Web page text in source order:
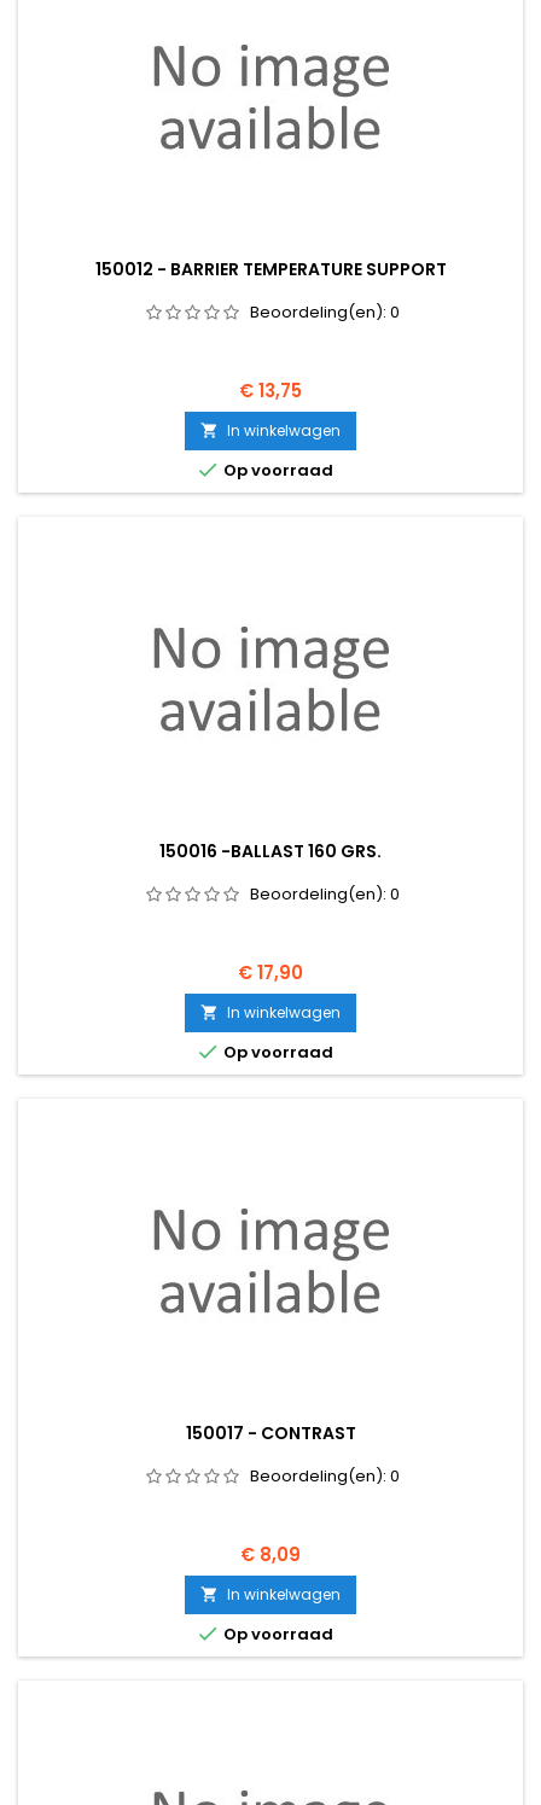
150012 - BARRIER TEMPERATURE SUPPORT
Beoordeling(en): 0
Prijs
€ 13,75
 In winkelwagen
 Op voorraad
150016 -BALLAST 160 GRS.
Beoordeling(en): 0
Prijs
€ 17,90
 In winkelwagen
 Op voorraad
150017 - CONTRAST
Beoordeling(en): 0
Prijs
€ 8,09
 In winkelwagen
 Op voorraad